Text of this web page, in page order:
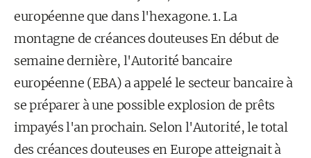
européenne que dans l'hexagone. 1. La
montagne de créances douteuses En début de
semaine dernière, l'Autorité bancaire
européenne (EBA) a appelé le secteur bancaire à
se préparer à une possible ex­plosion de prêts
impayés l'an prochain. Selon l'Autorité, le total
des créances douteuses en Europe atteignait à